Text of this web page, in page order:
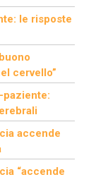
le risposte
cervello”
paziente:
accende
“accende